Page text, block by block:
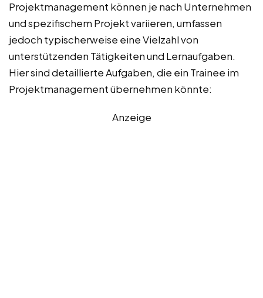
Projektmanagement können je nach Unternehmen
und spezifischem Projekt variieren, umfassen
jedoch typischerweise eine Vielzahl von
unterstützenden Tätigkeiten und Lernaufgaben.
Hier sind detaillierte Aufgaben, die ein Trainee im
Projektmanagement übernehmen könnte:
Anzeige